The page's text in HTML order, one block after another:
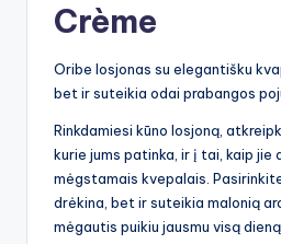
Crème
Oribe losjonas su elegantišku
bet ir suteikia odai prabangos
Rinkdamiesi kūno losjoną,
kurie jums patinka, ir į tai, kaip jie
mėgstamais kvepalais.
drėkina, bet ir suteikia malonią
mėgautis puikiu jausmu visą dieną.